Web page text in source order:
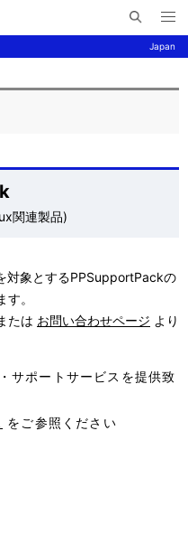
Japan
イ
内
メ
ニ
ュ
開
関連製品)
象とするPPSupportPackの
。
たは お問い合わせページ より
サポートサービスを提供致
をご参照ください